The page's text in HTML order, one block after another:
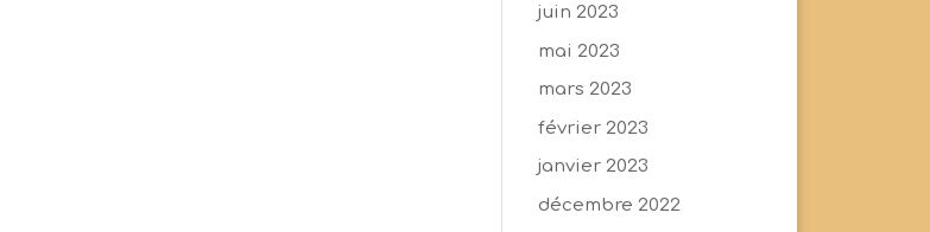
juin 2023
mai 2023
mars 2023
février 2023
janvier 2023
décembre 2022